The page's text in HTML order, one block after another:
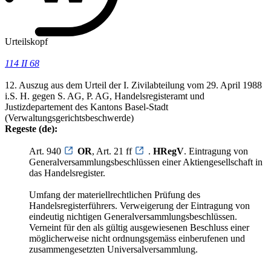
Urteilskopf
114 II 68
12. Auszug aus dem Urteil der I. Zivilabteilung vom 29. April 1988
i.S. H. gegen S. AG, P. AG, Handelsregisteramt und
Justizdepartement des Kantons Basel-Stadt
(Verwaltungsgerichtsbeschwerde)
Regeste (de):
Art. 940 OR, Art. 21 ff . HRegV. Eintragung von
Generalversammlungsbeschlüssen einer Aktiengesellschaft in
das Handelsregister.
Umfang der materiellrechtlichen Prüfung des
Handelsregisterführers. Verweigerung der Eintragung von
eindeutig nichtigen Generalversammlungsbeschlüssen.
Verneint für den als gültig ausgewiesenen Beschluss einer
möglicherweise nicht ordnungsgemäss einberufenen und
zusammengesetzten Universalversammlung.